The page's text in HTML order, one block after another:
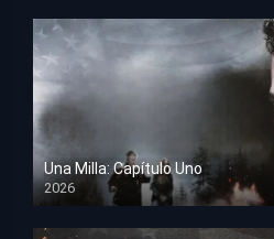
Una Milla: Capítulo Uno
2026
HD 1080p